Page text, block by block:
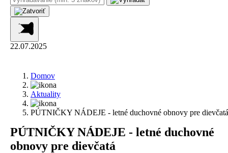
22.07.2025
Domov
Aktuality
PÚTNIČKY NÁDEJE - letné duchovné obnovy pre dievčatá
PÚTNIČKY NÁDEJE - letné duchovné
obnovy pre dievčatá